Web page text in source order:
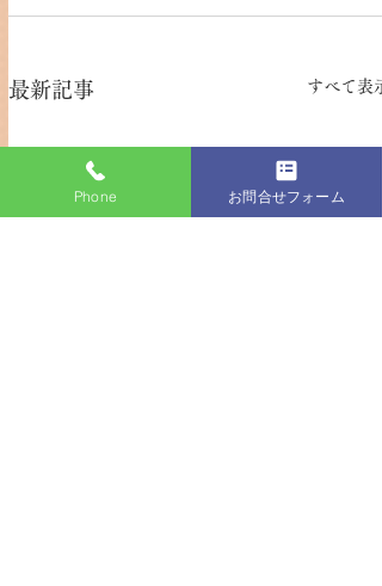
最新記事 すべて表示
Phone お問合せフォーム